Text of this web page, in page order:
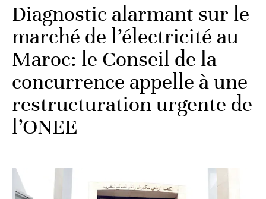
Diagnostic alarmant sur le
marché de l’électricité au
Maroc: le Conseil de la
concurrence appelle à une
restructuration urgente de
l’ONEE